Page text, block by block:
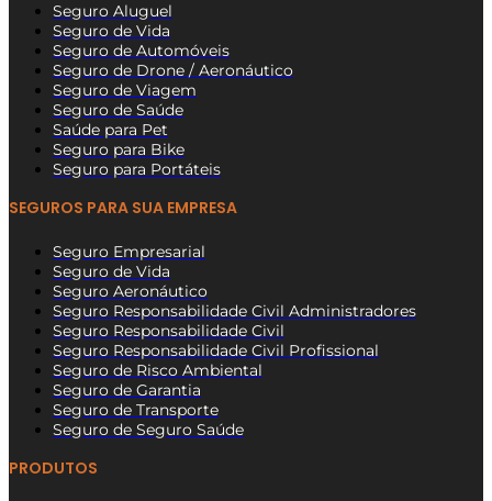
Seguro Aluguel
Seguro de Vida
Seguro de Automóveis
Seguro de Drone / Aeronáutico
Seguro de Viagem
Seguro de Saúde
Saúde para Pet
Seguro para Bike
Seguro para Portáteis
SEGUROS PARA SUA EMPRESA
Seguro Empresarial
Seguro de Vida
Seguro Aeronáutico
Seguro Responsabilidade Civil Administradores
Seguro Responsabilidade Civil
Seguro Responsabilidade Civil Profissional
Seguro de Risco Ambiental
Seguro de Garantia
Seguro de Transporte
Seguro de Seguro Saúde
PRODUTOS